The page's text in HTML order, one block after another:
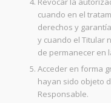
cuando en el
derechos y
y cuando el Titular
de permanecer en
Acceder en forma
hayan sido objeto
Responsable.